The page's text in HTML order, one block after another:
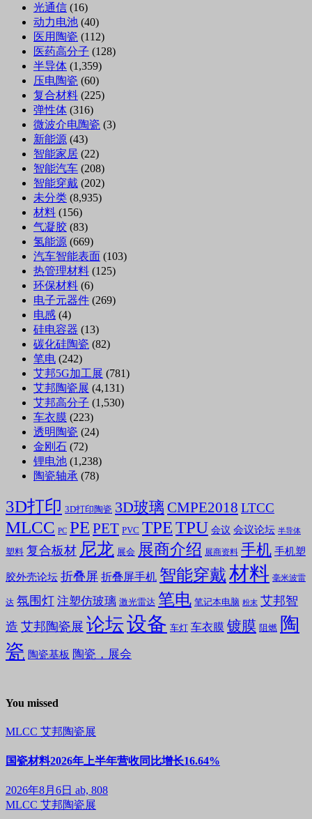
光通信 (16)
动力电池 (40)
医用陶瓷 (112)
医药高分子 (128)
半导体 (1,359)
压电陶瓷 (60)
复合材料 (225)
弹性体 (316)
微波介电陶瓷 (3)
新能源 (43)
智能家居 (22)
智能汽车 (208)
智能穿戴 (202)
未分类 (8,935)
材料 (156)
气凝胶 (83)
氢能源 (669)
汽车智能表面 (103)
热管理材料 (125)
环保材料 (6)
电子元器件 (269)
电感 (4)
硅电容器 (13)
碳化硅陶瓷 (82)
笔电 (242)
艾邦5G加工展 (781)
艾邦陶瓷展 (4,131)
艾邦高分子 (1,530)
车衣膜 (223)
透明陶瓷 (24)
金刚石 (72)
锂电池 (1,238)
陶瓷轴承 (78)
3D打印 3D打印陶瓷 3D玻璃 CMPE2018 LTCC
MLCC PC PE PET PVC TPETPU 会议 会议论坛 半导体
塑料 复合板材 尼龙 展会 展商介绍 展商资料 手机 手机塑
胶外壳论坛 折叠屏 折叠屏手机 智能穿戴材料 毫米波雷
达 氛围灯 注塑仿玻璃 激光雷达 笔电 笔记本电脑 粉末 艾邦智
造 艾邦陶瓷展 论坛设备 车灯 车衣膜 镀膜 阻燃 陶
瓷 陶瓷基板 陶瓷，展会
You missed
MLCC 艾邦陶瓷展
国瓷材料2026年上半年营收同比增长16.64%
2026年8月6日 ab, 808
MLCC 艾邦陶瓷展